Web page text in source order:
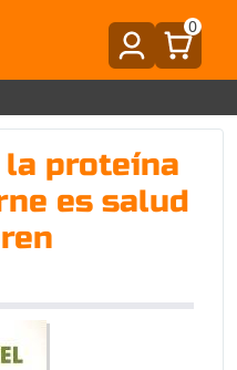
0
la proteína
es salud